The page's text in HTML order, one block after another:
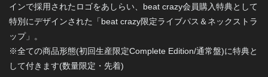
インで採用されたロゴをあしらい、beat crazy会員購入特典として
特別にデザインされた「beat crazy限定ライブパス＆ネックストラ
ップ」。
※全ての商品形態(初回生産限定Complete Edition/通常盤)に特典と
して付きます(数量限定・先着)